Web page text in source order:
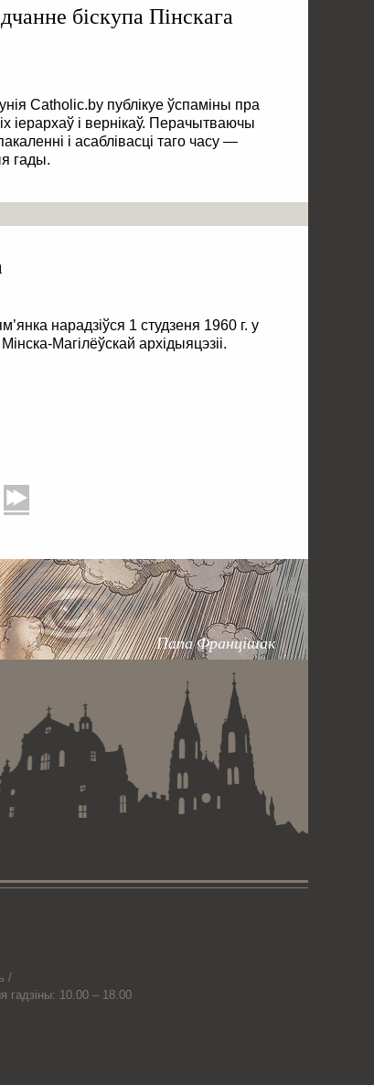
біскупа Пінскага
Catholic.by публікуе ўспаміны пра
іерархаў і вернікаў. Перачытваючы
і асаблівасці таго часу —
гады.
нарадзіўся 1 студзеня 1960 г. у
Магілёўскай архідыяцэзіі.
Папа Францішак
/
гадзіны: 10.00 – 18.00